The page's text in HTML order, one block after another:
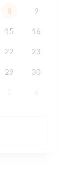
8 9
15 16
22 23
29 30